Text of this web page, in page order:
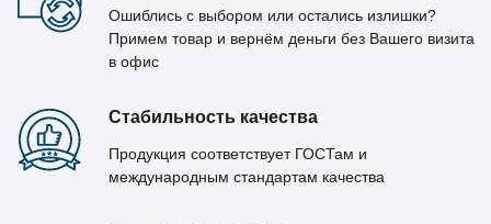
Ошиблись с выбором или остались излишки?
Примем товар и вернём деньги без Вашего визита
в офис
Стабильность качества
Продукция соответствует ГОСТам и
международным стандартам качества